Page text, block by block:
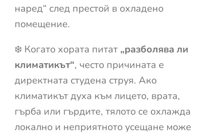
наред“ след престой в охладено
помещение.
❄️ Когато хората питат „разболява ли
климатикът“, често причината е
директната студена струя. Ако
климатикът духа към лицето, врата,
гърба или гърдите, тялото се охлажда
локално и неприятното усещане може